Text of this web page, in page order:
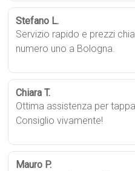
Stefano L.
Servizio rapido e prezzi
numero uno a Bologna.
Chiara T.
Ottima assistenza per
Consiglio vivamente!
Mauro P.